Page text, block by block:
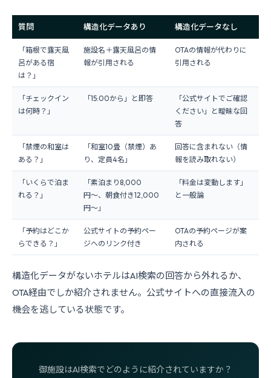
質問 構造化データあり 構造化データなし
「箱根で露天風
呂がある宿
は？」
施設名＋露天風呂の情
報が引用される
OTAの情報が代わりに
引用される
「チェックイン
は何時？」
「15:00から」と即答
「公式サイトでご確認
ください」と曖昧な回
答
「禁煙の和室は
ある？」
「和室10畳（禁煙）あ
り、定員4名」
回答に含まれない（情
報を読み取れない）
「いくらで泊ま
れる？」
「素泊まり8,000
円〜、朝食付き12,000
円〜」
「料金は変動します」
と一般論
「予約はどこか
らできる？」
公式サイトの予約ペー
ジへのリンク付き
OTAの予約ページが案
内される
構造化データがないホテルはAI検索の回答から外れるか、
OTA経由でしか紹介されません。公式サイトへの直接流入の
機会を逃している状態です。
御施設はAI検索でどのように紹介されていますか？